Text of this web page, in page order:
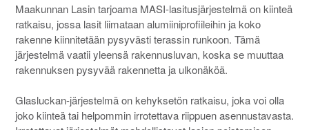
Maakunnan Lasin tarjoama MASI-lasitusjärjestelmä on kiinteä
ratkaisu, jossa lasit liimataan alumiiniprofiileihin ja koko
rakenne kiinnitetään pysyvästi terassin runkoon. Tämä
järjestelmä vaatii yleensä rakennusluvan, koska se muuttaa
rakennuksen pysyvää rakennetta ja ulkonäköä.
Glasluckan-järjestelmä on kehyksetön ratkaisu, joka voi olla
joko kiinteä tai helpommin irrotettava riippuen asennustavasta.